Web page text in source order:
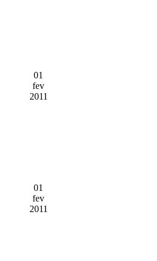
01
fev
2011
01
fev
2011